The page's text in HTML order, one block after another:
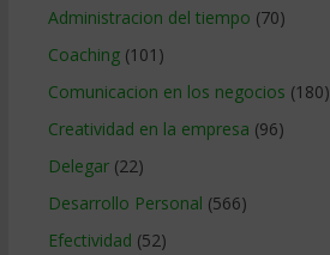
Administracion del tiempo (70)
Coaching(101)
Comunicacion en los negocios (180)
Creatividad en la empresa (96)
Delegar(22)
Desarrollo Personal (566)
Efectividad (52)